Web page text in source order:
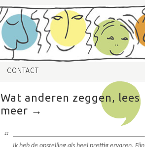
CONTACT
Wat anderen zeggen, lees
meer →